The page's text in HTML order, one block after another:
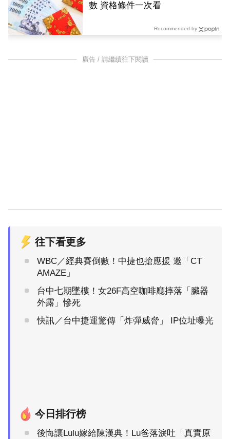
數 資格條件一次看
Recommended by
廣告 / 請繼續往下閱讀
往下看更多
WBC／經典賽倒數！中捷也搶應援 邀「CT
AMAZE」
台中七期墜樓！女26F高空咖啡廳摔落「臟器
外露」慘死
快訊／台中捷運驚傳「炸彈威脅」 IP位址曝光
今日排行榜
後悔讓Lulu嫁給陳漢典！Lu爸落淚吐「真實原